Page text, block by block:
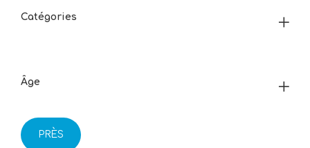
Catégories
Âge
PRÈS